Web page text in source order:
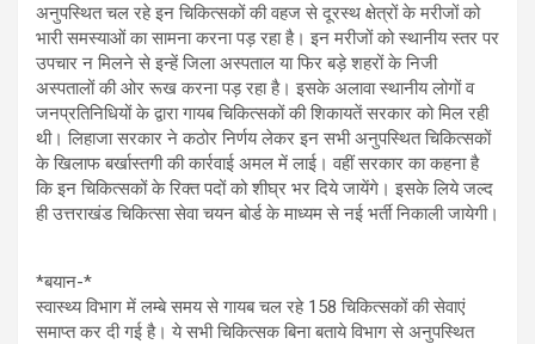
अनुपस्थित चल रहे इन चिकित्सकों की वहज से दूरस्थ क्षेत्रों के मरीजों को
भारी समस्याओं का सामना करना पड़ रहा है। इन मरीजों को स्थानीय स्तर पर
उपचार न मिलने से इन्हें जिला अस्पताल या फिर बड़े शहरों के निजी
अस्पतालों की ओर रूख करना पड़ रहा है। इसके अलावा स्थानीय लोगों व
जनप्रतिनिधियों के द्वारा गायब चिकित्सकों की शिकायतें सरकार को मिल रही
थी। लिहाजा सरकार ने कठोर निर्णय लेकर इन सभी अनुपस्थित चिकित्सकों
के खिलाफ बर्खास्तगी की कार्रवाई अमल में लाई। वहीं सरकार का कहना है
कि इन चिकित्सकों के रिक्त पदों को शीघ्र भर दिये जायेंगे। इसके लिये जल्द
ही उत्तराखंड चिकित्सा सेवा चयन बोर्ड के माध्यम से नई भर्ती निकाली जायेगी।
*बयान-*
स्वास्थ्य विभाग में लम्बे समय से गायब चल रहे 158 चिकित्सकों की सेवाएं
समाप्त कर दी गई है। ये सभी चिकित्सक बिना बताये विभाग से अनुपस्थित